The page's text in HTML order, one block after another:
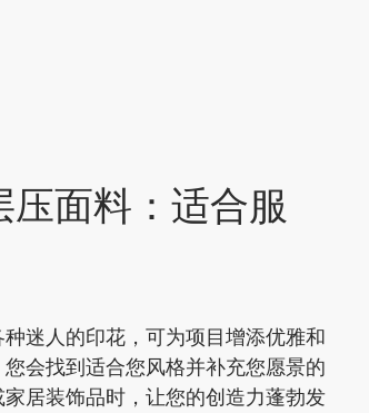
面料：适合服
迷人的印花，可为项目增添优雅和
会找到适合您风格并补充您愿景的
居装饰品时，让您的创造力蓬勃发